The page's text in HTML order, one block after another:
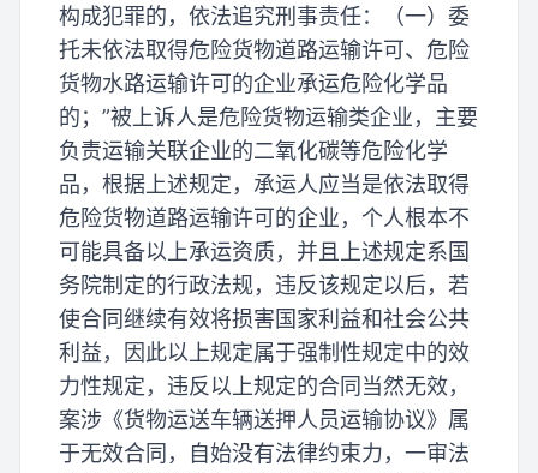
构成犯罪的，依法追究刑事责任：（一）委
托未依法取得危险货物道路运输许可、危险
货物水路运输许可的企业承运危险化学品
的；”被上诉人是危险货物运输类企业，主要
负责运输关联企业的二氧化碳等危险化学
品，根据上述规定，承运人应当是依法取得
危险货物道路运输许可的企业，个人根本不
可能具备以上承运资质，并且上述规定系国
务院制定的行政法规，违反该规定以后，若
使合同继续有效将损害国家利益和社会公共
利益，因此以上规定属于强制性规定中的效
力性规定，违反以上规定的合同当然无效，
案涉《货物运送车辆送押人员运输协议》属
于无效合同，自始没有法律约束力，一审法